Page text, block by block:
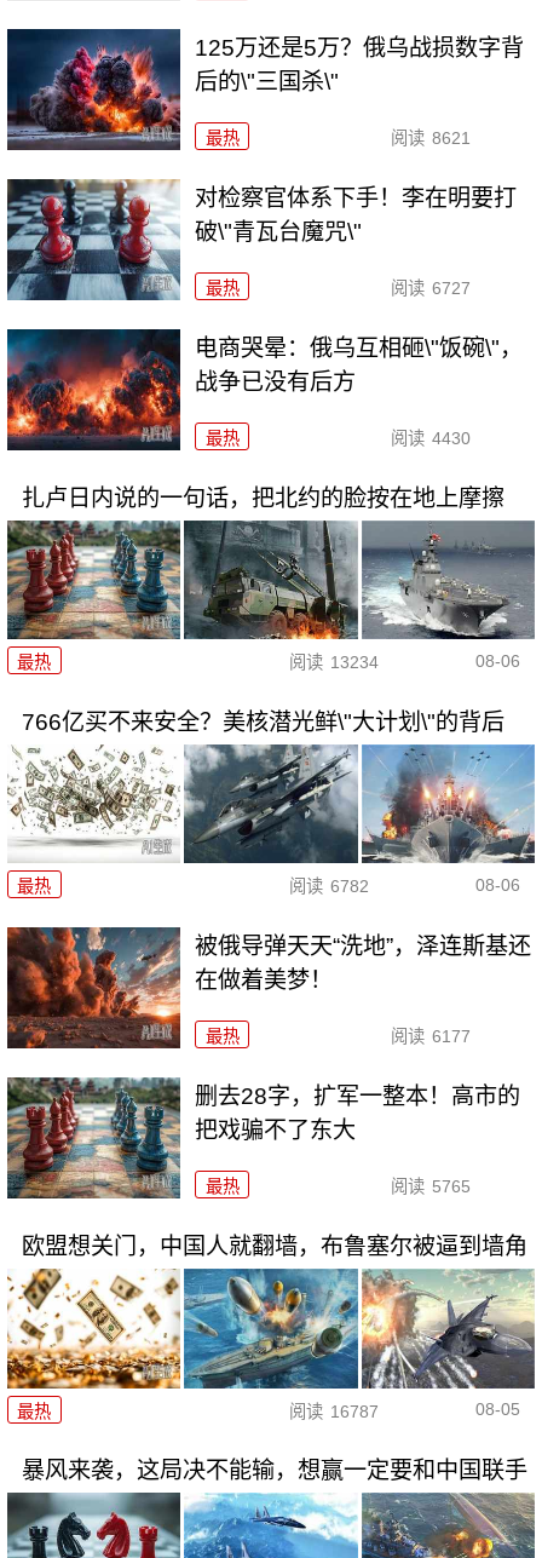
125万还是5万？俄乌战损数字背
后的\"三国杀\"
最热 阅读 8621
对检察官体系下手！李在明要打
破\"青瓦台魔咒\"
最热 阅读 6727
电商哭晕：俄乌互相砸\"饭碗\"，
战争已没有后方
最热 阅读 4430
扎卢日内说的一句话，把北约的脸按在地上摩擦
最热 阅读 13234 08-06
766亿买不来安全？美核潜光鲜\"大计划\"的背后
最热 阅读 6782 08-06
被俄导弹天天“洗地”，泽连斯基还
在做着美梦！
最热 阅读 6177
删去28字，扩军一整本！高市的
把戏骗不了东大
最热 阅读 5765
欧盟想关门，中国人就翻墙，布鲁塞尔被逼到墙角
最热 阅读 16787 08-05
暴风来袭，这局决不能输，想赢一定要和中国联手